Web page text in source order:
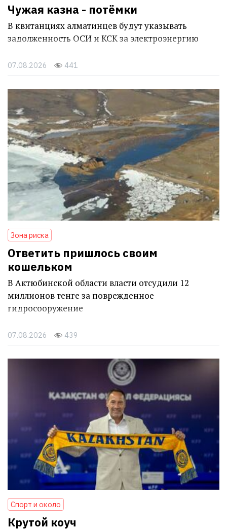
Чужая казна - потёмки
В квитанциях алматинцев будут указывать
задолженность ОСИ и КСК за электроэнергию
07.08.2026 441
Зона риска
Ответить пришлось своим
кошельком
В Актюбинской области власти отсудили 12
миллионов тенге за поврежденное
гидросооружение
07.08.2026 439
Спорт и около
Крутой коуч